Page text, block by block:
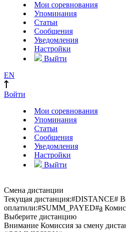
Мои соревнования
Упоминания
Статьи
Сообщения
Уведомления
Настройки
Выйти
EN
Войти
Мои соревнования
Упоминания
Статьи
Сообщения
Уведомления
Настройки
Выйти
Смена дистанции
Текущая дистанция:#DISTANCE#
оплатили:#SUMM_PAYED#a
Выберите дистанцию
Внимание Комиссия за смену